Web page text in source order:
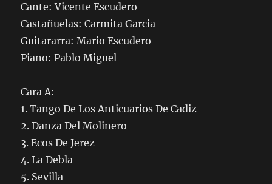
Cante: Vicente Escudero
Castañuelas: Carmita Garcia
Guitararra: Mario Escudero
Piano: Pablo Miguel
Cara A:
1. Tango De Los Anticuarios De Cadiz
2. Danza Del Molinero
3. Ecos De Jerez
4. La Debla
5. Sevilla